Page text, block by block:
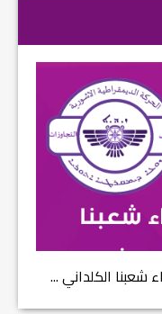
شعبنا الكلداني ...